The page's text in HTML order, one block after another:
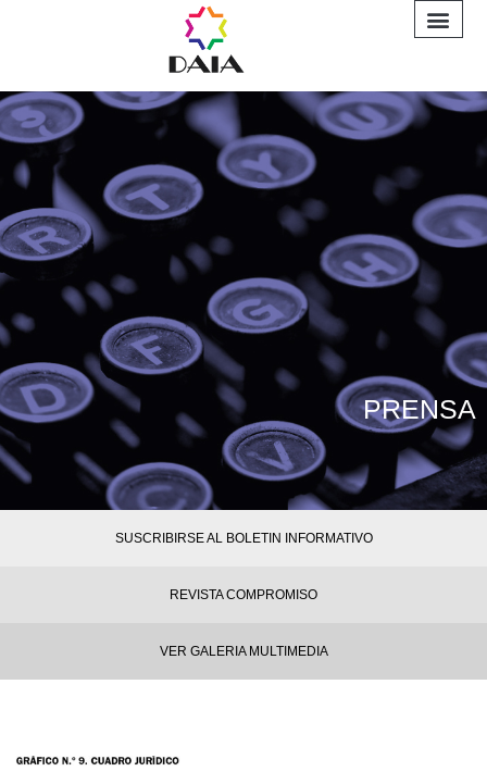
PRENSA
SUSCRIBIRSE AL BOLETIN INFORMATIVO
REVISTA COMPROMISO
VER GALERIA MULTIMEDIA